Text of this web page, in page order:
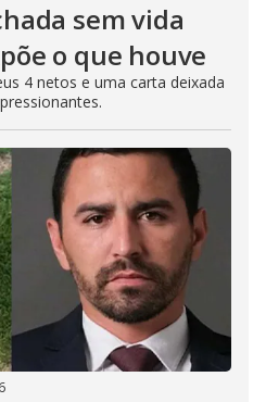
sem vida
o que houve
4 netos e uma carta deixada